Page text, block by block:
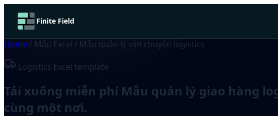
Finite Field
Home / Mẫu Excel / Mẫu quản lý vận chuyển logistics
Logistics Excel template
Tải xuống miễn phí Mẫu quản lý giao hàng
cùng một nơi.